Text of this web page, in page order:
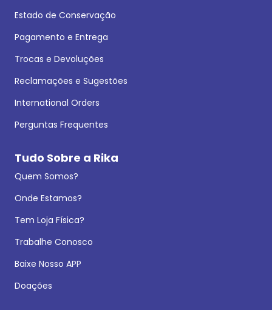
Estado de Conservação
Pagamento e Entrega
Trocas e Devoluções
Reclamações e Sugestões
International Orders
Perguntas Frequentes
Tudo Sobre a Rika
Quem Somos?
Onde Estamos?
Tem Loja Física?
Trabalhe Conosco
Baixe Nosso APP
Doações